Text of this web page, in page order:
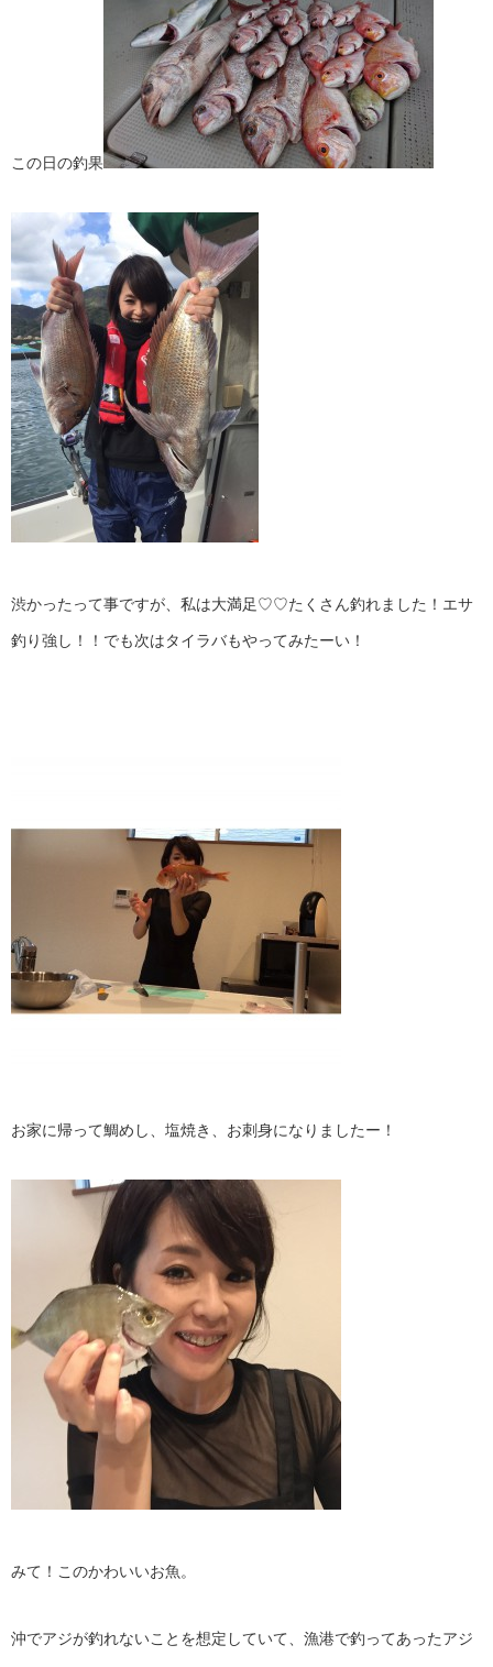
この日の釣果
渋かったって事ですが、私は大満足♡♡たくさん釣れました！エサ
釣り強し！！でも次はタイラバもやってみたーい！
お家に帰って鯛めし、塩焼き、お刺身になりましたー！
みて！このかわいいお魚。
沖でアジが釣れないことを想定していて、漁港で釣ってあったアジ